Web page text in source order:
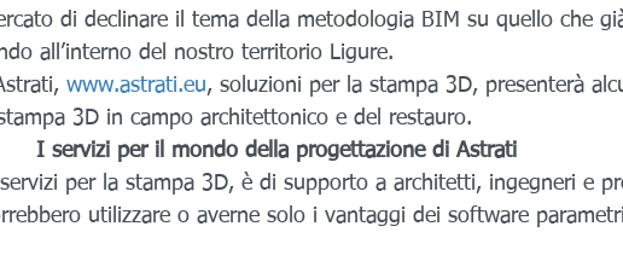
di declinare il tema della metodologia BIM su quello che
all’interno del nostro territorio Ligure.
www.astrati.eu, soluzioni per la stampa 3D, presenterà
3D in campo architettonico e del restauro.
I servizi per il mondo della progettazione di Astrati
per la stampa 3D, è di supporto a architetti, ingegneri e
utilizzare o averne solo i vantaggi dei software